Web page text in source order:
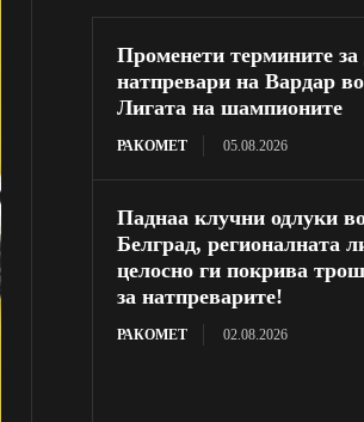
Променети термините за
натпревари на Вардар во
Лигата на шампионите
РАКОМЕТ 05.08.2026
Паднаа клучни одлуки
Белград, регионалната
целосно ги покрива
за натпреварите!
РАКОМЕТ 02.08.2026